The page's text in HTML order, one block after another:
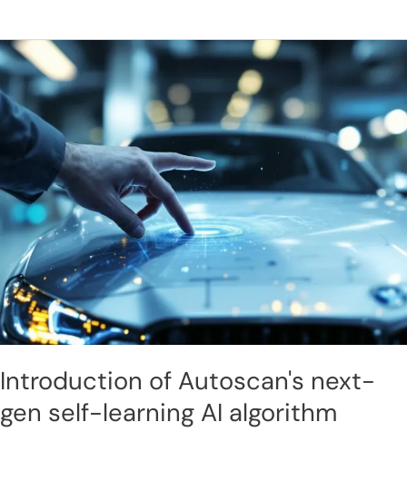
Introduction of Autoscan's next-
gen self-learning AI algorithm
Introduction
of
Autoscan's
next-
gen
self-
learning
AI
algorithm